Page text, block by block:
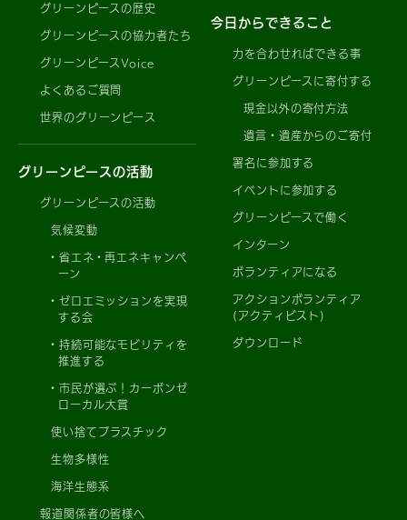
グリーンピースの歴史
グリーンピースの協力者たち
グリーンピースVoice
よくあるご質問
世界のグリーンピース
グリーンピースの活動
グリーンピースの活動
気候変動
省エネ・再エネキャンペ
ーン
ゼロエミッションを実現
する会
持続可能なモビリティを
推進する
市民が選ぶ！カーボンゼ
ローカル大賞
使い捨てプラスチック
生物多様性
海洋生態系
報道関係者の皆様へ
今日からできること
力を合わせればできる事
グリーンピースに寄付する
現金以外の寄付方法
遺言・遺産からのご寄付
署名に参加する
イベントに参加する
グリーンピースで働く
インターン
ボランティアになる
アクションボランティア
(アクティビスト)
ダウンロード